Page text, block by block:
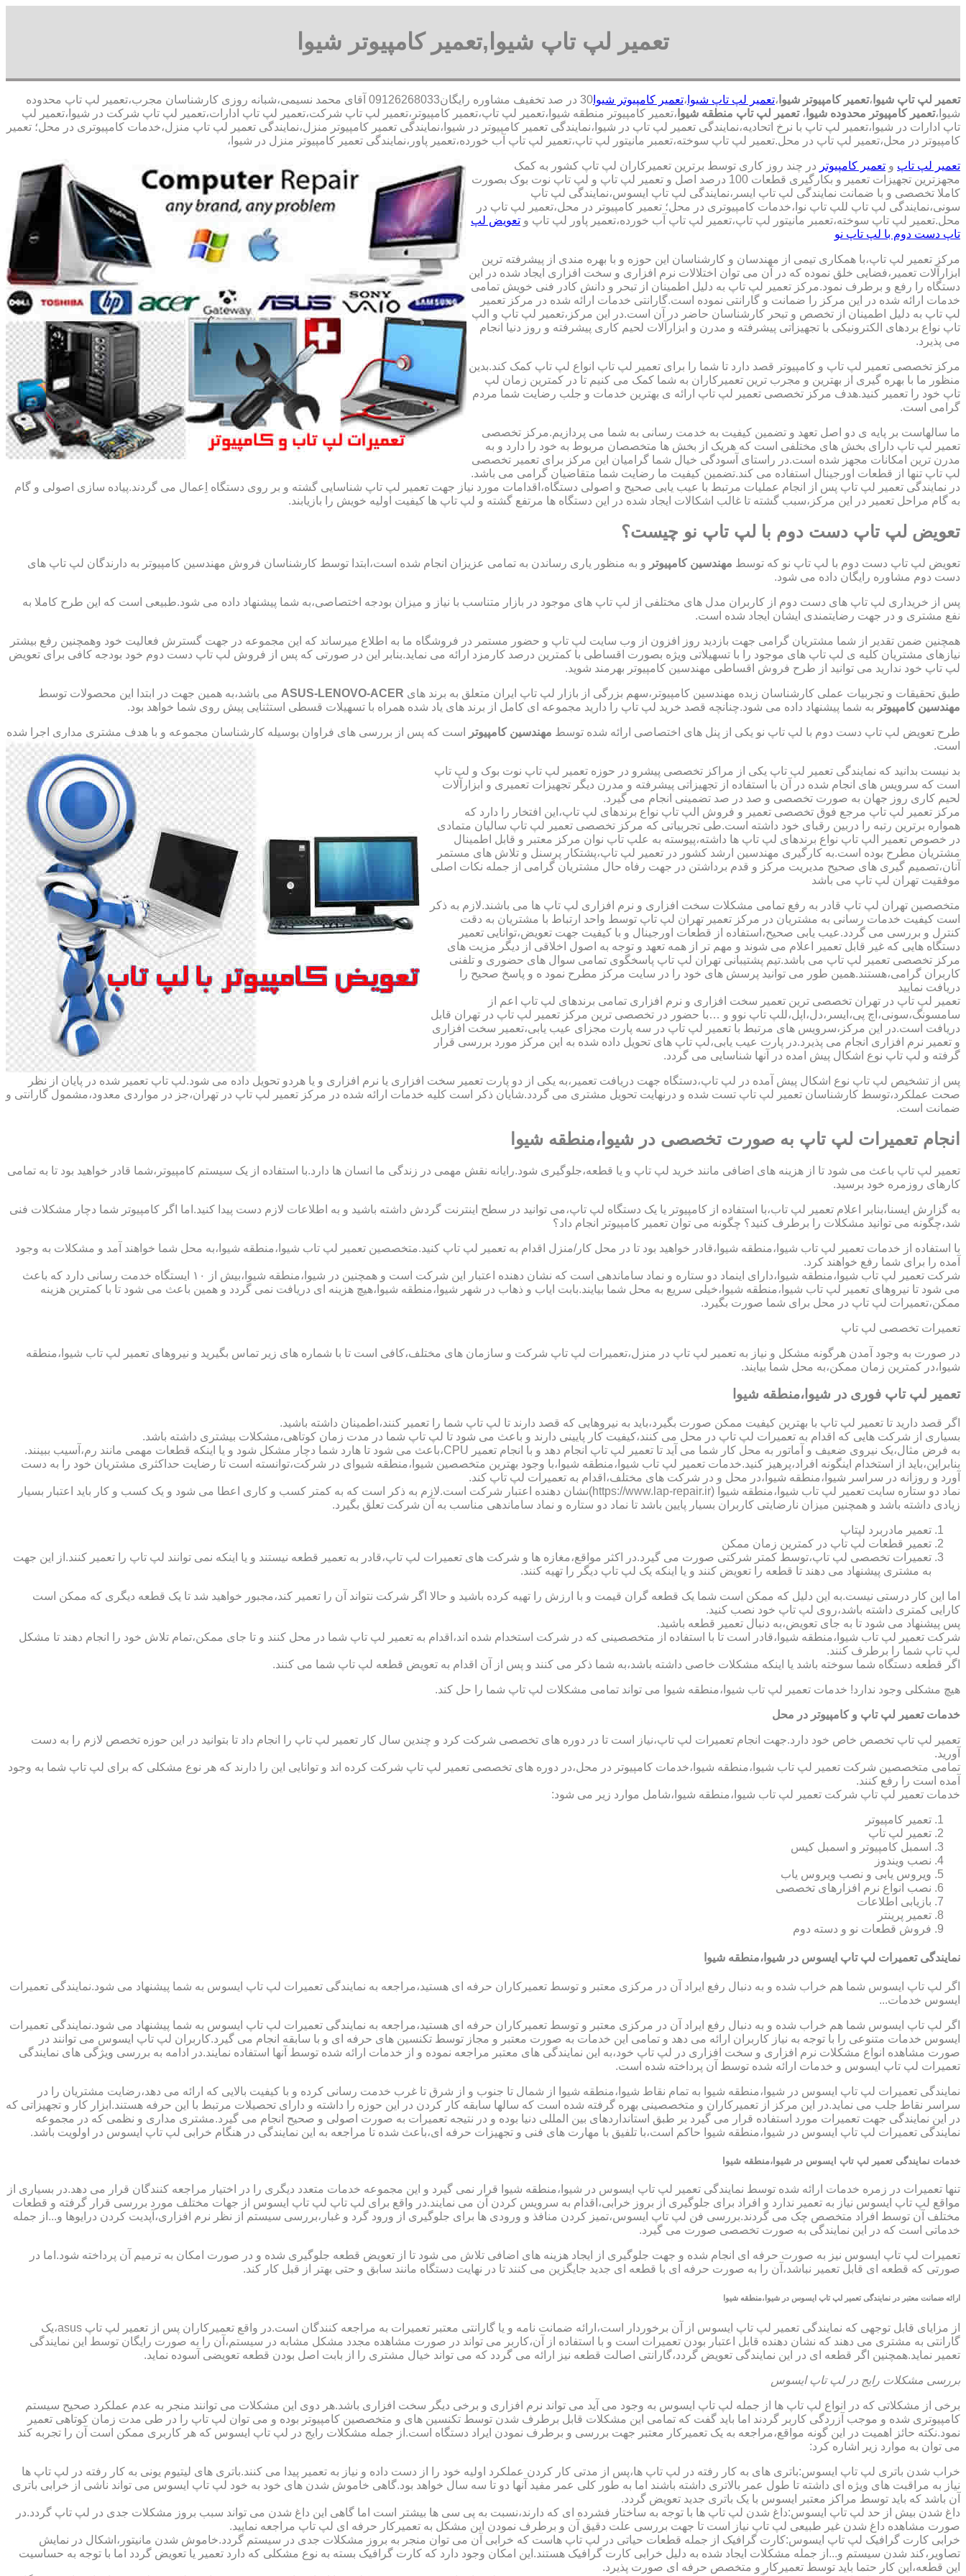
تعمیر لپ تاپ شیوا,تعمیر کامپیوتر شیوا
تعمیر لپ تاپ شیوا ،تعمیر کامپیوتر شیوا ،تعمیر لپ تاپ شیوا ،تعمیر کامپیوتر شیوا
30 در صد تخفیف مشاوره رایگان09126268033 آقای محمد نسیمی،شبانه روزی کارشناسان مجرب،تعمیر لپ تاپ محدوده
شیوا،تعمیر کامپیوتر محدوده شیوا ، تعمیر لپ تاپ منطقه شیوا ،تعمیر کامپیوتر منطقه شیوا،تعمیر لپ تاپ،تعمیر کامپیوتر،تعمیر لپ تاپ شرکت،تعمیر لپ تاپ ادارات،تعمیر لپ تاپ شرکت در شیوا،تعمیر لپ
تاپ ادارات در شیوا،تعمیر لپ تاپ با نرخ اتحادیه،نمایندگی تعمیر لپ تاپ در شیوا،نمایندگی تعمیر کامپیوتر در شیوا،نمایندگی تعمیر کامپیوتر منزل،نمایندگی تعمیر لپ تاپ منزل،خدمات کامپیوتری در محل؛ تعمیر
کامپیوتر در محل،تعمیر لپ تاپ در محل.تعمیر لپ تاپ سوخته،تعمبر مانیتور لپ تاپ،تعمیر لپ تاپ آب خورده،تعمیر پاور،نمایندگی تعمیر کامپیوتر منزل در شیوا،
تعمیر لپ تاپ و تعمیر کامپیوتر در چند روز کاری توسط برترین تعمیرکاران لپ تاپ کشور به کمک
مجهزترین تجهیزات تعمیر و بکارگیری قطعات 100 درصد اصل و تعمیر لپ تاپ و لپ تاپ نوت بوک بصورت
کاملا تخصصی و با ضمانت نمایندگی لپ تاپ ایسر،نمایندگی لپ تاپ ایسوس،نمایندگی لپ تاپ
سونی،نمایندگی لپ تاپ للپ تاپ نوا،خدمات کامپیوتری در محل؛ تعمیر کامپیوتر در محل،تعمیر لپ تاپ در
محل.تعمیر لپ تاپ سوخته،تعمبر مانیتور لپ تاپ،تعمیر لپ تاپ آب خورده،تعمیر پاور لپ تاپ و تعویض لپ
تاپ دست دوم با لپ تاپ نو
مرکز تعمیر لپ تاپ،با همکاری تیمی از مهندسان و کارشناسان این حوزه و با بهره مندی از پیشرفته ترین
ابزارآلات تعمیر،فضایی خلق نموده که در آن می توان اختلالات نرم افزاری و سخت افزاری ایجاد شده در این
دستگاه را رفع و برطرف نمود.مرکز تعمیر لپ تاپ به دلیل اطمینان از تبحر و دانش کادر فنی خویش تمامی
خدمات ارائه شده در این مرکز را ضمانت و گارانتی نموده است.گارانتی خدمات ارائه شده در مرکز تعمیر
لپ تاپ به دلیل اطمینان از تخصص و تبحر کارشناسان حاضر در آن است.در این مرکز،تعمیر لپ تاپ و الپ
تاپ نواع بردهای الکترونیکی با تجهیزاتی پیشرفته و مدرن و ابزارآلات لحیم کاری پیشرفته و روز دنیا انجام
می پذیرد.
مرکز تخصصی تعمیر لپ تاپ و کامپیوتر قصد دارد تا شما را برای تعمیر لپ تاپ انواع لپ تاپ کمک کند.بدین
منظور ما با بهره گیری از بهترین و مجرب ترین تعمیرکاران به شما کمک می کنیم تا در کمترین زمان لپ
تاپ خود را تعمیر کنید.هدف مرکز تخصصی تعمیر لپ تاپ ارائه ی بهترین خدمات و جلب رضایت شما مردم
گرامی است.
ما سالهاست بر پایه ی دو اصل تعهد و تضمین کیفیت به خدمت رسانی به شما می پردازیم.مرکز تخصصی
تعمیر لپ تاپ دارای بخش های مختلفی است که هریک از بخش ها متخصصان مربوط به خود را دارد و به
مدرن ترین امکانات مجهز شده است.در راستای آسودگی خیال شما گرامیان این مرکز برای تعمیر تخصصی
لپ تاپ تنها از قطعات اورجینال استفاده می کند.تضمین کیفیت ما رضایت شما متقاضیان گرامی می باشد.
در نمایندگی تعمیر لپ تاپ پس از انجام عملیات مرتبط با عیب یابی صحیح و اصولی دستگاه،اقدامات مورد نیاز جهت تعمیر لپ تاپ شناسایی گشته و بر روی دستگاه اِعمال می گردند.پیاده سازی اصولی و گام
به گام مراحل تعمیر در این مرکز،سبب گشته تا غالب اشکالات ایجاد شده در این دستگاه ها مرتفع گشته و لپ تاپ ها کیفیت اولیه خویش را بازیابند.
تعویض لپ تاپ دست دوم با لپ تاپ نو چیست؟
تعویض لپ تاپ دست دوم با لپ تاپ نو که توسط مهندسین کامپیوتر و به منظور یاری رساندن به تمامی عزیزان انجام شده است،ابتدا توسط کارشناسان فروش مهندسین کامپیوتر به دارندگان لپ تاپ های
دست دوم مشاوره رایگان داده می شود.
پس از خریداری لپ تاپ های دست دوم از کاربران مدل های مختلفی از لپ تاپ های موجود در بازار متناسب با نیاز و میزان بودجه اختصاصی،به شما پیشنهاد داده می شود.طبیعی است که این طرح کاملا به
نفع مشتری و در جهت رضایتمندی ایشان ایجاد شده است.
همچنین ضمن تقدیر از شما مشتریان گرامی جهت بازدید روز افزون از وب سایت لپ تاپ و حضور مستمر در فروشگاه ما به اطلاع میرساند که این مجموعه در جهت گسترش فعالیت خود وهمچنین رفع بیشتر
نیازهای مشتریان کلیه ی لپ تاپ های موجود را با تسهیلاتی ویژه بصورت اقساطی با کمترین درصد کارمزد ارائه می نماید.بنابر این در صورتی که پس از فروش لپ تاپ دست دوم خود بودجه کافی برای تعویض
لپ تاپ خود ندارید می توانید از طرح فروش اقساطی مهندسین کامپیوتر بهرمند شوید.
طبق تحقیقات و تجربیات عملی کارشناسان زبده مهندسین کامپیوتر،سهم بزرگی از بازار لپ تاپ ایران متعلق به برند های ASUS-LENOVO-ACER می باشد،به همین جهت در ابتدا این محصولات توسط
مهندسین کامپیوتر به شما پیشنهاد داده می شود.چنانچه قصد خرید لپ تاپ را دارید مجموعه ای کامل از برند های یاد شده همراه با تسهیلات قسطی استثنایی پیش روی شما خواهد بود.
طرح تعویض لپ تاپ دست دوم با لپ تاپ نو یکی از پنل های اختصاصی ارائه شده توسط مهندسین کامپیوتر
است که پس از بررسی های فراوان بوسیله کارشناسان مجموعه و با هدف مشتری مداری اجرا شده
است.
بد نیست بدانید که نمایندگی تعمیر لپ تاپ یکی از مراکز تخصصی پیشرو در حوزه تعمیر لپ تاپ نوت بوک و لپ تاپ
است که سرویس های انجام شده در آن با استفاده از تجهیزاتی پیشرفته و مدرن دیگر تجهیزات تعمیری و ابزارآلات
لحیم کاری روز جهان به صورت تخصصی و صد در صد تضمینی انجام می گیرد.
مرکز تعمیر لپ تاپ مرجع فوق تخصصی تعمیر و فروش الپ تاپ نواع برندهای لپ تاپ،این افتخار را دارد که
همواره برترین رتبه را دربین رقبای خود داشته است.طی تجربیاتی که مرکز تخصصی تعمیر لپ تاپ سالیان متمادی
در خصوص تعمیر الپ تاپ نواع برندهای لپ تاپ ها داشته،پیوسته به علپ تاپ نوان مرکز معتبر و قابل اطمینال
مشتریان مطرح بوده است.به کارگیری مهندسین ارشد کشور در تعمیر لپ تاپ،پشتکار پرسنل و تلاش های مستمر
آنان،تصمیم گیری های صحیح مدیریت مرکز و قدم برداشتن در جهت رفاه حال مشتریان گرامی از جمله نکات اصلی
موفقیت تهران لپ تاپ می باشد
متخصصین تهران لپ تاپ قادر به رفع تمامی مشکلات سخت افزاری و نرم افزاری لپ تاپ ها می باشند.لازم به ذکر
است کیفیت خدمات رسانی به مشتریان در مرکز تعمیر تهران لپ تاپ توسط واحد ارتباط با مشتریان به دقت
کنترل و بررسی می گردد.عیب یابی صحیح،استفاده از قطعات اورجینال و با کیفیت جهت تعویض،توانایی تعمیر
دستگاه هایی که غیر قابل تعمیر اعلام می شوند و مهم تر از همه تعهد و توجه به اصول اخلاقی از دیگر مزیت های
مرکز تخصصی تعمیر لپ تاپ می باشد.تیم پشتیبانی تهران لپ تاپ پاسخگوی تمامی سوال های حضوری و تلفنی
کاربران گرامی،هستند.همین طور می توانید پرسش های خود را در سایت مرکز مطرح نمود ه و پاسخ صحیح را
دریافت نمایید
تعمیر لپ تاپ در تهران تخصصی ترین تعمیر سخت افزاری و نرم افزاری تمامی برندهای لپ تاپ اعم از
سامسونگ،سونی،اچ پی،ایسر،دل،اپل،للپ تاپ نوو و …با حضور در تخصصی ترین مرکز تعمیر لپ تاپ در تهران قابل
دریافت است.در این مرکز،سرویس های مرتبط با تعمیر لپ تاپ در سه پارت مجزای عیب یابی،تعمیر سخت افزاری
و تعمیر نرم افزاری انجام می پذیرد.در پارت عیب یابی،لپ تاپ های تحویل داده شده به این مرکز مورد بررسی قرار
گرفته و لپ تاپ نوع اشکال پیش امده در آنها شناسایی می گردد.
پس از تشخیص لپ تاپ نوع اشکال پیش آمده در لپ تاپ،دستگاه جهت دریافت تعمیر،به یکی از دو پارت تعمیر سخت افزاری یا نرم افزاری و یا هردو تحویل داده می شود.لپ تاپ تعمیر شده در پایان از نظر
صحت عملکرد،توسط کارشناسان تعمیر لپ تاپ تست شده و درنهایت تحویل مشتری می گردد.شایان ذکر است کلیه خدمات ارائه شده در مرکز تعمیر لپ تاپ در تهران،جز در مواردی معدود،مشمول گارانتی و
ضمانت است.
انجام تعمیرات لپ تاپ به صورت تخصصی در شیوا،منطقه شیوا
تعمیر لپ تاپ باعث می شود تا از هزینه های اضافی مانند خرید لپ تاپ و یا قطعه،جلوگیری شود.رایانه نقش مهمی در زندگی ما انسان ها دارد.با استفاده از یک سیستم کامپیوتر،شما قادر خواهید بود تا به تمامی
کارهای روزمره خود برسید.
به گزارش ایسنا،بنابر اعلام تعمیر لپ تاب،با استفاده از کامپیوتر یا یک دستگاه لپ تاپ،می توانید در سطح اینترنت گردش داشته باشید و به اطلاعات لازم دست پیدا کنید.اما اگر کامپیوتر شما دچار مشکلات فنی
شد،چگونه می توانید مشکلات را برطرف کنید؟ چگونه می توان تعمیر کامپیوتر انجام داد؟
با استفاده از خدمات تعمیر لپ تاب شیوا،منطقه شیوا،قادر خواهید بود تا در محل کار/منزل اقدام به تعمیر لپ تاپ کنید.متخصصین تعمیر لپ تاب شیوا،منطقه شیوا،به محل شما خواهند آمد و مشکلات به وجود
آمده را برای شما رفع خواهند کرد.
شرکت تعمیر لپ تاب شیوا،منطقه شیوا،دارای اینماد دو ستاره و نماد ساماندهی است که نشان دهنده اعتبار این شرکت است و همچنین در شیوا،منطقه شیوا،بیش از ۱۰ ایستگاه خدمت رسانی دارد که باعث
می شود تا نیروهای تعمیر لپ تاب شیوا،منطقه شیوا،خیلی سریع به محل شما بیایند.بابت ایاب و ذهاب در شهر شیوا،منطقه شیوا،هیچ هزینه ای دریافت نمی گردد و همین باعث می شود تا با کمترین هزینه
ممکن،تعمیرات لپ تاپ در محل برای شما صورت بگیرد.
تعمیرات تخصصی لپ تاپ
در صورت به وجود آمدن هرگونه مشکل و نیاز به تعمیر لپ تاپ در منزل،تعمیرات لپ تاپ شرکت و سازمان های مختلف،کافی است تا با شماره های زیر تماس بگیرید و نیروهای تعمیر لپ تاب شیوا،منطقه
شیوا،در کمترین زمان ممکن،به محل شما بیایند.
تعمیر لپ تاپ فوری در شیوا،منطقه شیوا
اگر قصد دارید تا تعمیر لپ تاپ با بهترین کیفیت ممکن صورت بگیرد،باید به نیروهایی که قصد دارند تا لپ تاپ شما را تعمیر کنند،اطمینان داشته باشید.
بسیاری از شرکت هایی که اقدام به تعمیرات لپ تاپ در محل می کنند،کیفیت کار پایینی دارند و باعث می شود تا لپ تاپ شما در مدت زمان کوتاهی،مشکلات بیشتری داشته باشد.
به فرض مثال،یک نیروی ضعیف و آماتور به محل کار شما می آید تا تعمیر لپ تاپ انجام دهد و با انجام تعمیر CPU،باعث می شود تا هارد شما دچار مشکل شود و یا اینکه قطعات مهمی مانند رم،آسیب ببینند.
بنابراین،باید از استخدام اینگونه افراد،پرهیز کنید.خدمات تعمیر لپ تاب شیوا،منطقه شیوا،با وجود بهترین متخصصین شیوا،منطقه شیوای در شرکت،توانسته است تا رضایت حداکثری مشتریان خود را به دست
آورد و روزانه در سراسر شیوا،منطقه شیوا،در محل و در شرکت های مختلف،اقدام به تعمیرات لپ تاپ کند.
نماد دو ستاره سایت تعمیر لپ تاب شیوا،منطقه شیوا (https://www.lap-repair.ir)نشان دهنده اعتبار شرکت است.لازم به ذکر است که به کمتر کسب و کاری اعطا می شود و یک کسب و کار باید اعتبار بسیار
زیادی داشته باشد و همچنین میزان نارضایتی کاربران بسیار پایین باشد تا نماد دو ستاره و نماد ساماندهی مناسب به آن شرکت تعلق بگیرد.
تعمیر مادربرد لپتاپ
تعمیر قطعات لپ تاپ در کمترین زمان ممکن
تعمیرات تخصصی لپ تاپ،توسط کمتر شرکتی صورت می گیرد.در اکثر مواقع،مغازه ها و شرکت های تعمیرات لپ تاپ،قادر به تعمیر قطعه نیستند و یا اینکه نمی توانند لپ تاپ را تعمیر کنند.از این جهت
به مشتری پیشنهاد می دهند تا قطعه را تعویض کنند و یا اینکه یک لپ تاپ دیگر را تهیه کنند.
اما این کار درستی نیست.به این دلیل که ممکن است شما یک قطعه گران قیمت و با ارزش را تهیه کرده باشید و حالا اگر شرکت نتواند آن را تعمیر کند،مجبور خواهید شد تا یک قطعه دیگری که ممکن است
کارایی کمتری داشته باشد،روی لپ تاپ خود نصب کنید.
پس پیشنهاد می شود تا به جای تعویض،به دنبال تعمیر قطعه باشید.
شرکت تعمیر لپ تاب شیوا،منطقه شیوا،قادر است تا با استفاده از متخصصینی که در شرکت استخدام شده اند،اقدام به تعمیر لپ تاپ شما در محل کنند و تا جای ممکن،تمام تلاش خود را انجام دهند تا مشکل
لپ تاپ شما را برطرف کنند.
اگر قطعه دستگاه شما سوخته باشد یا اینکه مشکلات خاصی داشته باشد،به شما ذکر می کنند و پس از آن اقدام به تعویض قطعه لپ تاپ شما می کنند.
هیچ مشکلی وجود ندارد! خدمات تعمیر لپ تاب شیوا،منطقه شیوا می تواند تمامی مشکلات لپ تاپ شما را حل کند.
خدمات تعمیر لپ تاپ و کامپیوتر در محل
تعمیر لپ تاپ تخصص خاص خود دارد.جهت انجام تعمیرات لپ تاپ،نیاز است تا در دوره های تخصصی شرکت کرد و چندین سال کار تعمیر لپ تاپ را انجام داد تا بتوانید در این حوزه تخصص لازم را به دست
آورید.
تمامی متخصصین شرکت تعمیر لپ تاب شیوا،منطقه شیوا،خدمات کامپیوتر در محل،در دوره های تخصصی تعمیر لپ تاپ شرکت کرده اند و توانایی این را دارند که هر نوع مشکلی که برای لپ تاپ شما به وجود
آمده است را رفع کنند.
خدمات تعمیر لپ تاپ شرکت تعمیر لپ تاب شیوا،منطقه شیوا،شامل موارد زیر می شود:
تعمیر کامپیوتر
تعمیر لپ تاپ
اسمبل کامپیوتر و اسمبل کیس
نصب ویندوز
ویروس یابی و نصب ویروس یاب
نصب انواع نرم افزارهای تخصصی
بازیابی اطلاعات
تعمیر پرینتر
فروش قطعات نو و دسته دوم
نمایندگی تعمیرات لپ تاپ ایسوس در شیوا،منطقه شیوا
اگر لپ تاپ ایسوس شما هم خراب شده و به دنبال رفع ایراد آن در مرکزی معتبر و توسط تعمیرکاران حرفه ای هستید،مراجعه به نمایندگی تعمیرات لپ تاپ ایسوس به شما پیشنهاد می شود.نمایندگی تعمیرات
ایسوس خدمات...
اگر لپ تاپ ایسوس شما هم خراب شده و به دنبال رفع ایراد آن در مرکزی معتبر و توسط تعمیرکاران حرفه ای هستید،مراجعه به نمایندگی تعمیرات لپ تاپ ایسوس به شما پیشنهاد می شود.نمایندگی تعمیرات
ایسوس خدمات متنوعی را با توجه به نیاز کاربران ارائه می دهد و تمامی این خدمات به صورت معتبر و مجاز توسط تکنسین های حرفه ای و با سابقه انجام می گیرد.کاربران لپ تاپ ایسوس می توانند در
صورت مشاهده انواع مشکلات نرم افزاری و سخت افزاری در لپ تاپ خود،به این نمایندگی های معتبر مراجعه نموده و از خدمات ارائه شده توسط آنها استفاده نمایند.در ادامه به بررسی ویژگی های نمایندگی
تعمیرات لپ تاپ ایسوس و خدمات ارائه شده توسط آن پرداخته شده است.
نمایندگی تعمیرات لپ تاپ ایسوس در شیوا،منطقه شیوا به تمام نقاط شیوا،منطقه شیوا از شمال تا جنوب و از شرق تا غرب خدمت رسانی کرده و با کیفیت بالایی که ارائه می دهد،رضایت مشتریان را در
سراسر نقاط جلب می نماید.در این مرکز از تعمیرکاران و متخصصینی بهره گرفته شده است که سالها سابقه کار کردن در این حوزه را داشته و دارای تحصیلات مرتبط با این حرفه هستند.ابزار کار و تجهیزاتی که
در این نمایندگی جهت تعمیرات مورد استفاده قرار می گیرد بر طبق استانداردهای بین المللی دنیا بوده و در نتیجه تعمیرات به صورت اصولی و صحیح انجام می گیرد.مشتری مداری و نظمی که در مجموعه
نمایندگی تعمیرات لپ تاپ ایسوس در شیوا،منطقه شیوا حاکم است،با تلفیق با مهارت های فنی و تجهیزات حرفه ای،باعث شده تا مراجعه به این نمایندگی در هنگام خرابی لپ تاپ ایسوس در اولویت باشد.
خدمات نمایندگی تعمیر لپ تاپ ایسوس در شیوا،منطقه شیوا
تنها تعمیرات در زمره خدمات ارائه شده توسط نمایندگی تعمیر لپ تاپ ایسوس در شیوا،منطقه شیوا قرار نمی گیرد و این مجموعه خدمات متعدد دیگری را در اختیار مراجعه کنندگان قرار می دهد.در بسیاری از
مواقع لپ تاپ ایسوس نیاز به تعمیر ندارد و افراد برای جلوگیری از بروز خرابی،اقدام به سرویس کردن آن می نمایند.در واقع برای لپ تاپ لپ تاپ ایسوس از جهات مختلف مورد بررسی قرار گرفته و قطعات
مختلف آن توسط افراد متخصص چک می گردند.بررسی فن لپ تاپ ایسوس،تمیز کردن منافذ و ورودی ها برای جلوگیری از ورود گرد و غبار،بررسی سیستم از نظر نرم افزاری،آپدیت کردن درایوها و...از جمله
خدماتی است که در این نمایندگی به صورت تخصصی صورت می گیرد.
تعمیرات لپ تاپ ایسوس نیز به صورت حرفه ای انجام شده و جهت جلوگیری از ایجاد هزینه های اضافی تلاش می شود تا از تعویض قطعه جلوگیری شده و در صورت امکان به ترمیم آن پرداخته شود.اما در
صورتی که قطعه ای قابل تعمیر نباشد،آن را به صورت حرفه ای با قطعه ای جدید جایگزین می کنند تا در نهایت دستگاه مانند سابق و حتی بهتر از قبل کار کند.
ارائه ضمانت معتبر در نمایندگی تعمیر لپ تاپ ایسوس در شیوا،منطقه شیوا
از مزایای قابل توجهی که نمایندگی تعمیر لپ تاپ ایسوس از آن برخوردار است،ارائه ضمانت نامه و یا گارانتی معتبر تعمیرات به مراجعه کنندگان است.در واقع تعمیرکاران پس از تعمیر لپ تاپ asus،یک
گارانتی به مشتری می دهند که نشان دهنده قابل اعتبار بودن تعمیرات است و با استفاده از آن،کاربر می تواند در صورت مشاهده مجدد مشکل مشابه در سیستم،آن را به صورت رایگان توسط این نمایندگی
تعمیر نماید.همچنین اگر قطعه ای در این نمایندگی تعویض گردد،گارانتی اصالت قطعه نیز ارائه می گردد که می تواند خیال مشتری را از بابت اصل بودن قطعه تعویضی آسوده نماید.
بررسی مشکلات رایج در لپ تاپ ایسوس
برخی از مشکلاتی که در انواع لپ تاپ ها از جمله لپ تاپ ایسوس به وجود می آید می تواند نرم افزاری و برخی دیگر سخت افزاری باشد.هر دوی این مشکلات می توانند منجر به عدم عملکرد صحیح سیستم
کامپیوتری شده و موجب آزردگی کاربر گردند اما باید گفت که تمامی این مشکلات قابل برطرف شدن توسط تکنسین های و متخصصین کامپیوتر بوده و می توان لپ تاپ را در طی مدت زمان کوتاهی تعمیر
نمود.نکته حائز اهمیت در این گونه مواقع،مراجعه به یک تعمیرکار معتبر جهت بررسی و برطرف نمودن ایراد دستگاه است.از جمله مشکلات رایج در لپ تاپ ایسوس که هر کاربری ممکن است آن را تجربه کند
می توان به موارد زیر اشاره کرد:
خراب شدن باتری لپ تاپ ایسوس:باتری های به کار رفته در لپ تاپ ها،پس از مدتی کار کردن عملکرد اولیه خود را از دست داده و نیاز به تعمیر پیدا می کنند.باتری های لیتیوم یونی به کار رفته در لپ تاپ ها
نیاز به مراقبت های ویژه ای داشته تا طول عمر بالاتری داشته باشند اما به طور کلی عمر مفید آنها دو تا سه سال خواهد بود.گاهی خاموش شدن های خود به خود لپ تاپ ایسوس می تواند ناشی از خرابی باتری
آن باشد که باید توسط مراکز معتبر ایسوس با یک باتری جدید تعویض گردد.
داغ شدن بیش از حد لپ تاپ ایسوس:داغ شدن لپ تاپ ها با توجه به ساختار فشرده ای که دارند،نسبت به پی سی ها بیشتر است اما گاهی این داغ شدن می تواند سبب بروز مشکلات جدی در لپ تاپ گردد.در
صورت مشاهده داغ شدن غیر طبیعی لپ تاپ نیاز است تا جهت بررسی علت دقیق آن و برطرف نمودن این مشکل به تعمیرکار حرفه ای لپ تاپ مراجعه نمایید.
خرابی کارت گرافیک لپ تاپ ایسوس:کارت گرافیک از جمله قطعات حیاتی در لپ تاپ هاست که خرابی آن می توان منجر به بروز مشکلات جدی در سیستم گردد.خاموش شدن مانیتور،اشکال در نمایش
تصاویر،کند شدن سیستم و...از جمله مشکلات ایجاد شده به دلیل خرابی کارت گرافیک هستند.این امکان وجود دارد که کارت گرافیک بسته به نوع مشکلی که دارد تعمیر یا تعویض گردد اما با توجه به حساسیت
این قطعه،این کار حتما باید توسط تعمیرکار و متخصص حرفه ای صورت پذیرد.